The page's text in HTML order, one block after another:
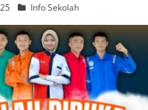
Info Sekolah